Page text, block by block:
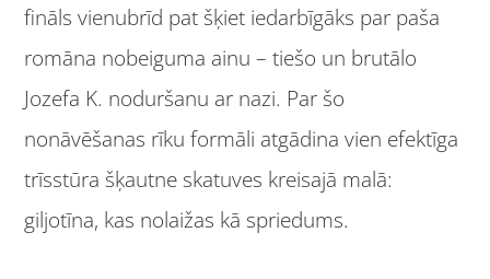
fināls vienubrīd pat šķiet iedarbīgāks par paša
romāna nobeiguma ainu – tiešo un brutālo
Jozefa K. noduršanu ar nazi. Par šo
nonāvēšanas rīku formāli atgādina vien efektīga
trīsstūra šķautne skatuves kreisajā malā:
giljotīna, kas nolaižas kā spriedums.